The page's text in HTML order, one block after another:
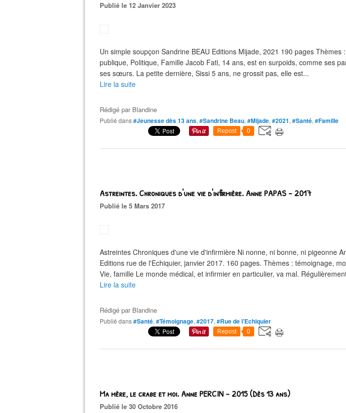
Publié le 12 Janvier 2023
Un simple soupçon Sandrine BEAU Editions Mijade, 2021 190 pages Thèmes
publique, Politique, Famille Jacob Fati, 14 ans, est en surpoids, comme ses
ses sœurs. La petite dernière, Sissi 5 ans, ne grossit pas, elle est...
Lire la suite
Rédigé par Blandine
Publié dans#Jeunesse dès 13 ans, #Sandrine Beau, #Mijade, #2021, #Santé, #Famille
Repost 0
Astreintes. Chroniques d'une vie d'infirmière. Anne PAPAS - 2017
Publié le 5 Mars 2017
Astreintes Chroniques d'une vie d'infirmière Ni nonne, ni bonne, ni pigeonne
Editions rue de l'Echiquier, janvier 2017. 160 pages. Thèmes : témoignage,
Vie, famille Le monde médical, et infirmier en particulier, va mal.
Lire la suite
Rédigé par Blandine
Publié dans#Santé, #Témoignage, #2017, #Rue de l'Echiquier
Repost 0
Ma mère, le crabe et moi. Anne PERCIN - 2015 (Dès 13 ans)
Publié le 30 Octobre 2016